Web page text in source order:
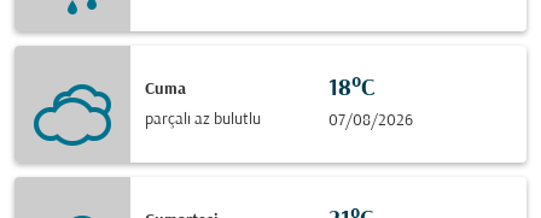
Cuma
parçalı az bulutlu
18°C
07/08/2026